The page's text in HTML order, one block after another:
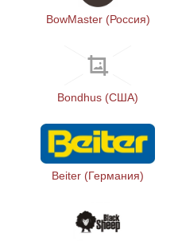
BowMaster (Россия)
Bondhus (США)
Beiter (Германия)